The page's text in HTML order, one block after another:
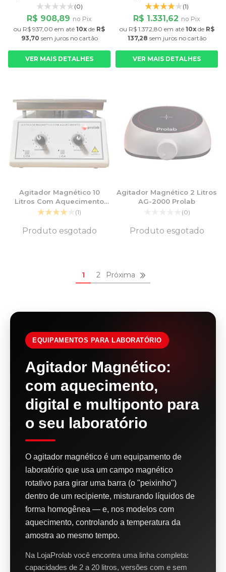
1500rpm (0)
R$ 908,89 no Pix
ou R$ 937,00 em até 10x de R$
93,70 sem jurosno cartão
VER MAIS DETALHES
Plataforma 14 cm 1800rpm
Fisatom
(1)
R$ 1.331,62 no Pix
ou R$ 1.372,80 em até 10xde R$
137,28 sem jurosno cartão
VER MAIS DETALHES
Agitador Magnético 10
Litros Com Aquecimento
Analógico(1)
Produto esgotado
Agitador Magnético 2 Litros
AG-2000 Prolab
(0)
Produto esgotado
1 2 Próxima
EQUIPAMENTOS PARA LABORATÓRIO
Agitador Magnético:
com aquecimento,
digital e multiponto para
o seu laboratório
O agitador magnético é um equipamento de
laboratório que usa um campo magnético
rotativo para girar uma barra (o "peixinho")
dentro de um recipiente, misturando líquidos de
forma homogênea — e, nos modelos com
aquecimento, controlando a temperatura da
amostra ao mesmo tempo.
Na LojaProlab você encontra uma linha completa:
capacidades de 2 a 20 litros, versões com e sem